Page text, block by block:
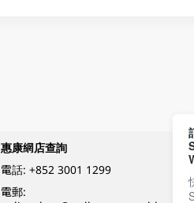
惠康網店查詢
電話: +852 3001 1299
電郵: